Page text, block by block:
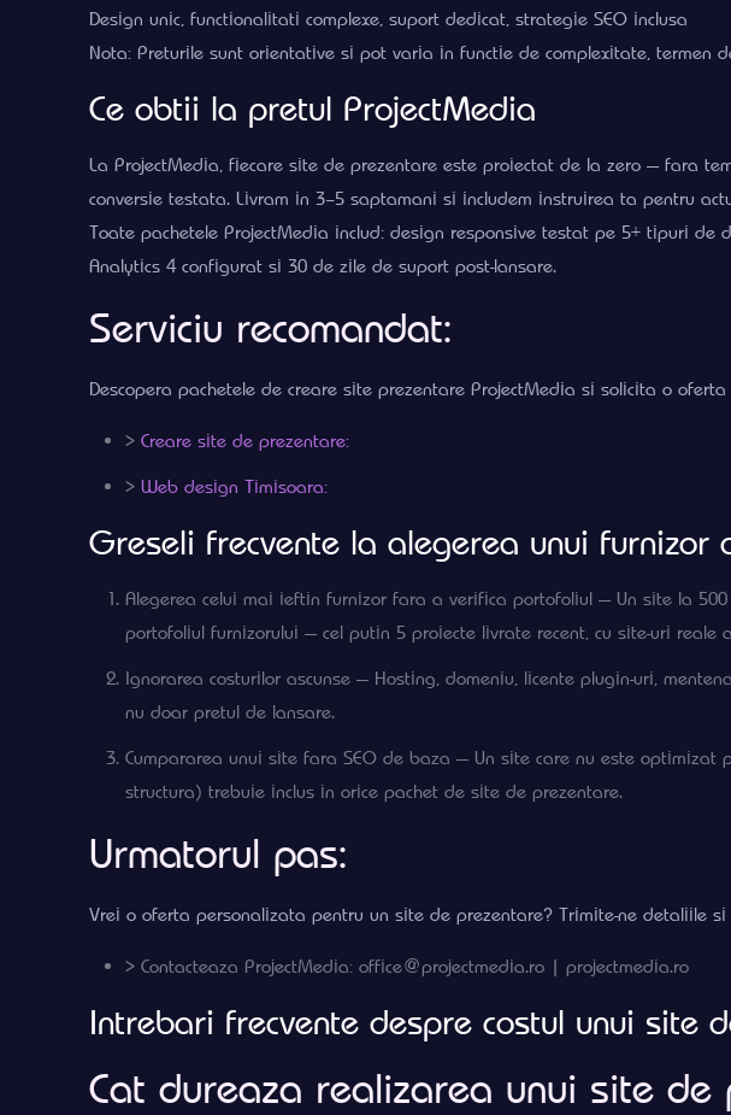
Design unic, functionalitati complexe, suport dedicat, strategie SEO inclusa
Nota: Preturile sunt orientative si pot varia in functie de complexitate, termen
Ce obtii la pretul ProjectMedia
La ProjectMedia, fiecare site de prezentare este proiectat de la zero — fara
conversie testata. Livram in 3–5 saptamani si includem instruirea ta pentru
Toate pachetele ProjectMedia includ: design responsive testat pe 5+ tipuri de
Analytics 4 configurat si 30 de zile de suport post-lansare.
Serviciu recomandat:
Descopera pachetele de creare site prezentare ProjectMedia si solicita o
>Creare site de prezentare:
>Web design Timisoara:
Greseli frecvente la alegerea unui furnizor
Alegerea celui mai ieftin furnizor fara a verifica portofoliul — Un site la
portofoliul furnizorului — cel putin 5 proiecte livrate recent, cu site-uri reale
Ignorarea costurilor ascunse — Hosting, domeniu, licente plugin-uri,
nu doar pretul de lansare.
Cumpararea unui site fara SEO de baza — Un site care nu este
structura) trebuie inclus in orice pachet de site de prezentare.
Urmatorul pas:
Vrei o oferta personalizata pentru un site de prezentare? Trimite-ne detaliile
> Contacteaza ProjectMedia: office@projectmedia.ro | projectmedia.ro
Intrebari frecvente despre costul unui site
Cat dureaza realizarea unui site de